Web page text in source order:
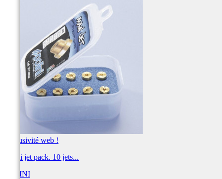
Exclusivité web !
Polini jet pack. 10 jets...
POLINI